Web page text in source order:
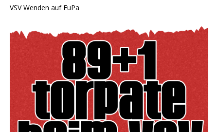
VSV Wenden auf FuPa